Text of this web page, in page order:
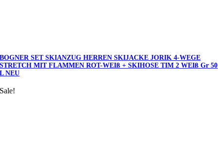
BOGNER SET SKIANZUG HERREN SKIJACKE JORIK 4-WEGE
STRETCH MIT FLAMMEN ROT-WEIß + SKIHOSE TIM 2 WEIß Gr 50
L NEU
Sale!